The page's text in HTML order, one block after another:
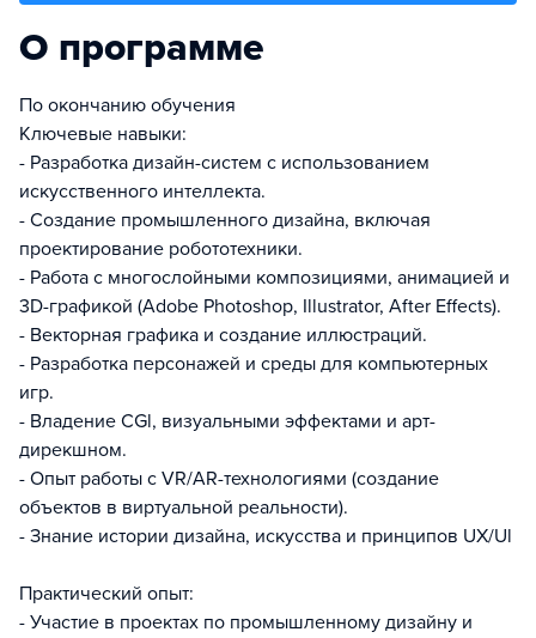
О программе
По окончанию обучения
Ключевые навыки:
- Разработка дизайн-систем с использованием
искусственного интеллекта.
- Создание промышленного дизайна, включая
проектирование робототехники.
- Работа с многослойными композициями, анимацией и
3D-графикой (Adobe Photoshop, Illustrator, After Effects).
- Векторная графика и создание иллюстраций.
- Разработка персонажей и среды для компьютерных
игр.
- Владение СGl, визуальными эффектами и арт-
дирекшном.
- Опыт работы с VR/AR-технологиями (создание
объектов в виртуальной реальности).
- Знание истории дизайна, искусства и принципов UX/Ul
Практический опыт:
- Участие в проектах по промышленному дизайну и